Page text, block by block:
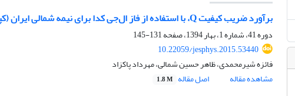
برآورد ضریب کیفیت Q، با استفاده از فاز ال‌جی کدا برای نیمه شمالی ایران (کپه‌داغ، البرز، آذربایجان و بلوک دریای خزر)
دوره 41، شماره 1، بهار 1394، صفحه
131-145
10.22059/jesphys.2015.53440
فائزه شیرمحمدی، ظاهر حسین شمالی، مهرداد پاکزاد
مشاهده مقاله
اصل مقاله 1.8 M